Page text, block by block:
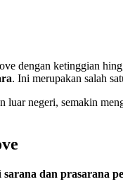
dengan ketinggian
. Ini merupakan salah
luar negeri, semakin
sarana dan prasarana